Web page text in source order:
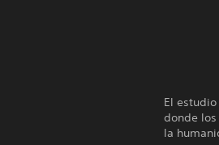
El
donde
la